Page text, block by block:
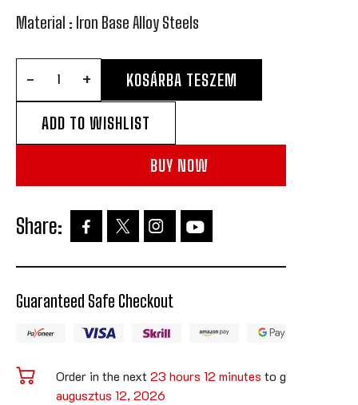
Material : Iron Base Alloy Steels
KOSÁRBA TESZEM
ADD TO WISHLIST
BUY NOW
Share:
Guaranteed Safe Checkout
Order in the next23 hours 12 minutes to get it by
augusztus 12, 2026